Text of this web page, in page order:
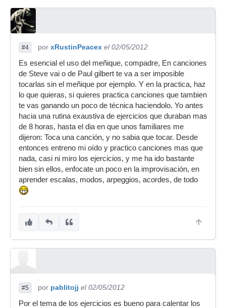
#4 por xRustinPeacex el 02/05/2012
Es esencial el uso del meñique, compadre, En canciones
de Steve vai o de Paul gilbert te va a ser imposible
tocarlas sin el meñique por ejemplo. Y en la practica, haz
lo que quieras, si quieres practica canciones que tambien
te vas ganando un poco de técnica haciendolo. Yo antes
hacia una rutina exaustiva de ejercicios que duraban mas
de 8 horas, hasta el dia en que unos familiares me
dijeron: Toca una canción, y no sabia que tocar. Desde
entonces entreno mi oído y practico canciones mas que
nada, casi ni miro los ejercicios, y me ha ido bastante
bien sin ellos, enfocate un poco en la improvisación, en
aprender escalas, modos, arpeggios, acordes, de todo
#5 por pablitojj el 02/05/2012
Por el tema de los ejercicios es bueno para calentar los